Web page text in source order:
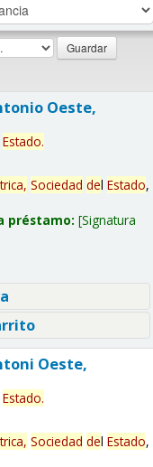
Oeste,
Estado.
Sociedad del Estado,
préstamo: Signatura
Oeste,
Estado.
Sociedad del Estado,